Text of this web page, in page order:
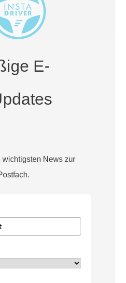
E-
wichtigsten News zur